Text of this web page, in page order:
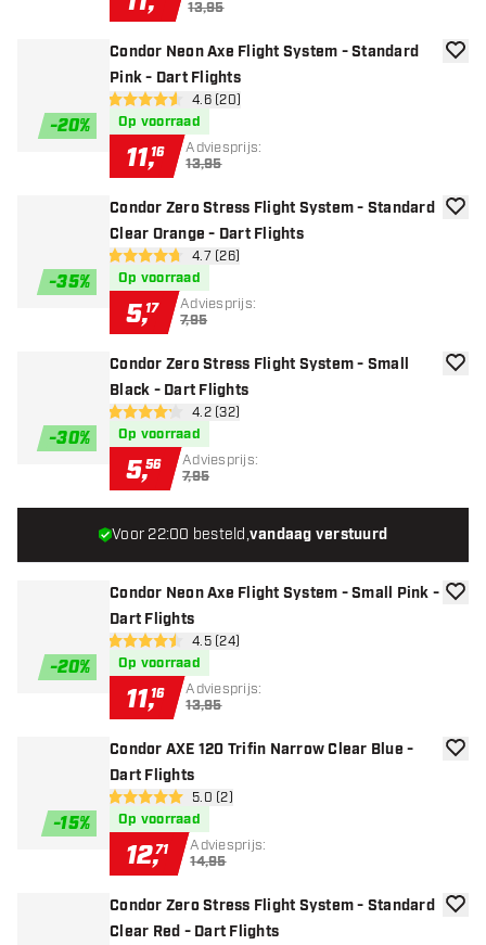
13,95
-20%
Condor Neon Axe Flight System - Standard
Pink - Dart Flights
open reviews drawer
4.6 score sterren4.6 (20)
Op voorraad
11,16 Adviesprijs:
13,95
-35%
Condor Zero Stress Flight System - Standard
Clear Orange - Dart Flights
open reviews drawer
4.7 score sterren4.7 (26)
Op voorraad
5,17 Adviesprijs:
7,95
-30%
Condor Zero Stress Flight System - Small
Black - Dart Flights
open reviews drawer
4.2 score sterren4.2 (32)
Op voorraad
5,56 Adviesprijs:
7,95
-20%
Condor Neon Axe Flight System - Small Pink -
Dart Flights
open reviews drawer
4.5 score sterren4.5 (24)
Op voorraad
11,16 Adviesprijs:
13,95
-15%
Condor AXE 120 Trifin Narrow Clear Blue -
Dart Flights
open reviews drawer
5 score sterren5.0 (2)
Op voorraad
12,71 Adviesprijs:
14,95
Condor Zero Stress Flight System - Standard
Clear Red - Dart Flights
Voor 22:00 besteld,vandaag verstuurd